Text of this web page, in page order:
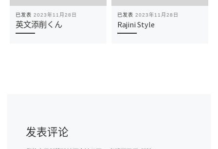
已发表 2023年11月28日
英文添削くん
已发表 2023年11月28日
Rajini Style
发表评论